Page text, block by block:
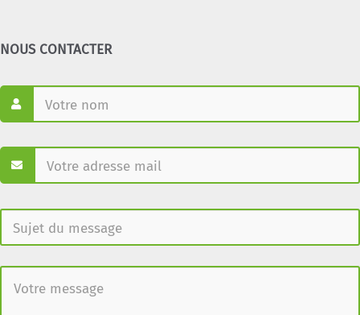
NOUS CONTACTER